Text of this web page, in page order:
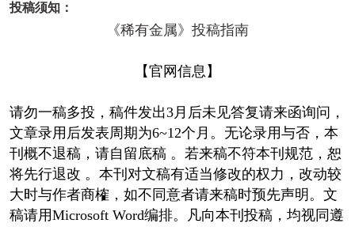
投稿须知：
《稀有金属》投稿指南
【官网信息】
请勿一稿多投，稿件发出3月后未见答复请来函询问，
文章录用后发表周期为6~12个月。无论录用与否，本
刊概不退稿，请自留底稿 。若来稿不符本刊规范，恕
将先行退改 。本刊对文稿有适当修改的权力，改动较
大时与作者商榷，如不同意者请来稿时预先声明。文
稿请用Microsoft Word编排。凡向本刊投稿，均视同遵